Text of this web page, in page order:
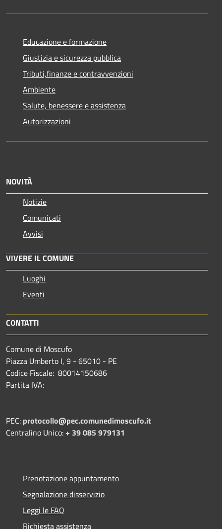
Educazione e formazione
Giustizia e sicurezza pubblica
Tributi,finanze e contravvenzioni
Ambiente
Salute, benessere e assistenza
Autorizzazioni
NOVITÀ
Notizie
Comunicati
Avvisi
VIVERE IL COMUNE
Luoghi
Eventi
CONTATTI
Comune di Moscufo
Piazza Umberto I, 9 - 65010 - PE
Codice Fiscale: 80014150686
Partita IVA:
PEC: protocollo@pec.comunedimoscufo.it
Centralino Unico:+ 39 085 979131
Prenotazione appuntamento
Segnalazione disservizio
Leggi le FAQ
Richiesta assistenza